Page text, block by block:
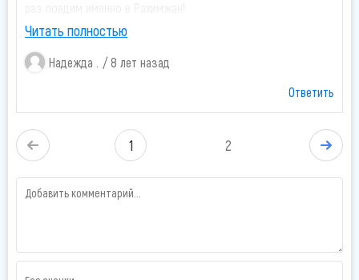
Читать полностью
Надежда .
8 лет назад
Ответить
1 2